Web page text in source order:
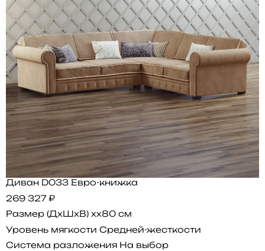
Диван D033 Евро-книжка
269 327 ₽
Размер (ДхШхВ) xx80 см
Уровень мягкости Средней-жесткости
Система разложения На выбор